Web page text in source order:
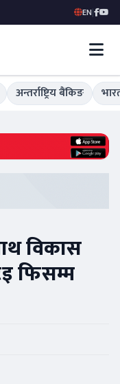
EN|
अन्तर्राष्ट्रिय बैंकिङ
विकास
फिसम्म